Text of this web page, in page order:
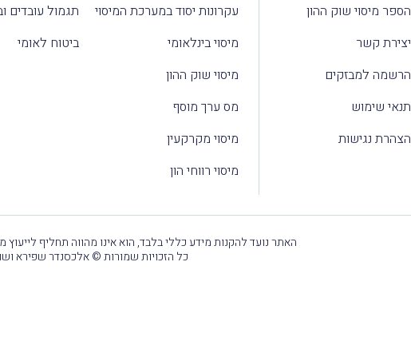
הספר מיסוי שוק ההון
יצירת קשר
הרשמה למבזקים
תנאי שימוש
הצהרת נגישות
עקרונות יסוד במערכת המיסוי
מיסוי בינלאומי
מיסוי שוק ההון
מס ערך מוסף
מיסוי מקרקעין
מיסוי רווחי הון
תגמול עובדים
ביטוח לאומי
האתר נועד להקנות מידע כללי בלבד, הוא אינו מהווה תחליף לייעוץ
כל הזכויות שמורות © אלכסנדר שפירא